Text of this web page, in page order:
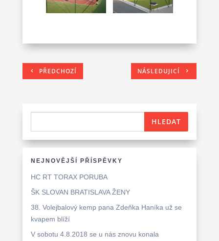
PŘEDCHOZÍ NÁSLEDUJICÍ
NEJNOVĚJŠÍ PŘÍSPĚVKY
HC RT TORAX PORUBA
ŠK SLOVAN BRATISLAVA ŽENY
38. Volejbalový kemp pana Zdeňka Haníka už se
kvapem blíží
V sobotu 4.8.2018 se u nás znovu konala